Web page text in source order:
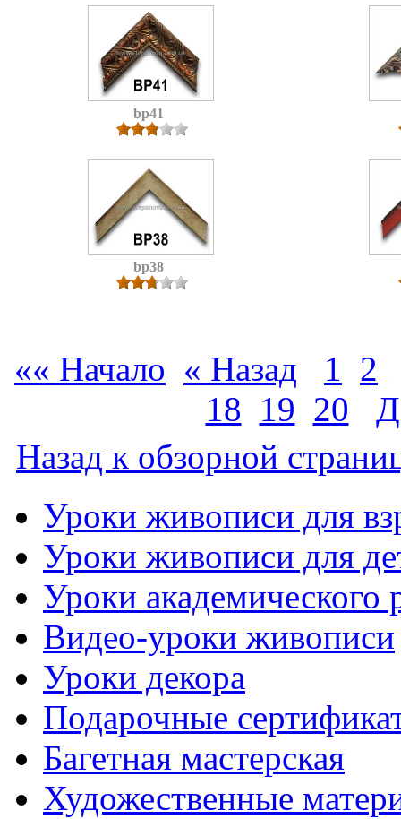
bp41
bp38
«« Начало « Назад 1 2
18 19 20
Назад к обзорной
Уроки живописи для
Уроки живописи для
Уроки академического
Видео-уроки живописи
Уроки декора
Подарочные
Багетная мастерская
Художественные